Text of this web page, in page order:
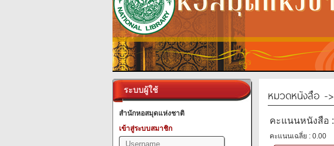
ระบบผู้ใช้
สำนักหอสมุดแห่งชาติ
เข้าสู่ระบบสมาชิก
หมวดหนังสือ ->
คะแนนหนังสือ :
คะแนนเฉลี่ย : 0.00